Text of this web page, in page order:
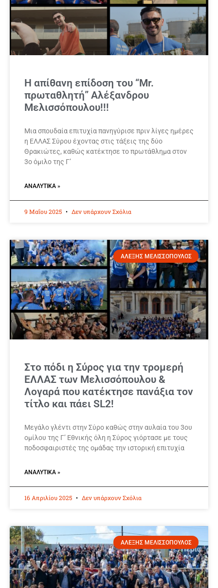
Η απίθανη επίδοση του “Mr.
πρωταθλητή” Αλέξανδρου
Μελισσόπουλου!!!
Μια σπουδαία επιτυχία πανηγύρισε πριν λίγες ημέρες
η ΕΛΛΑΣ Σύρου έχοντας στις τάξεις της δύο
Θρακιώτες, καθώς κατέκτησε το πρωτάθλημα στον
3ο όμιλο της Γ’
ΑΝΑΛΥΤΙΚΆ »
9 Μαΐου 2025 Δεν υπάρχουν Σχόλια
ΑΛΕΞΗΣ ΜΕΛΙΣΣΟΠΟΥΛΟΣ
Στο πόδι η Σύρος για την τρομερή
ΕΛΛΑΣ των Μελισσόπουλου &
Λογαρά που κατέκτησε πανάξια τον
τίτλο και πάει SL2!
Μεγάλο γλέντι στην Σύρο καθώς στην αυλαία του 3ου
ομίλου της Γ’ Εθνικής όλη η Σύρος γιόρτασε με τους
ποδοσφαιριστές της ομάδας την ιστορική επιτυχία
ΑΝΑΛΥΤΙΚΆ »
16 Απριλίου 2025 Δεν υπάρχουν Σχόλια
ΑΛΕΞΗΣ ΜΕΛΙΣΣΟΠΟΥΛΟΣ